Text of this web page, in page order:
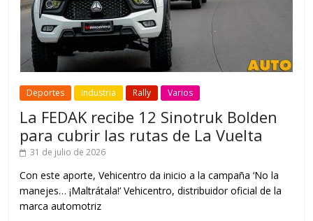
Deportes Industria Rally Varios
La FEDAK recibe 12 Sinotruk Bolden
para cubrir las rutas de La Vuelta
31 de julio de 2026
Con este aporte, Vehicentro da inicio a la campaña ‘No la
manejes… ¡Maltrátala!’ Vehicentro, distribuidor oficial de la
marca automotriz